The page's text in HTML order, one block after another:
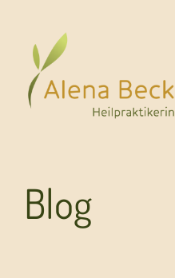
Blog